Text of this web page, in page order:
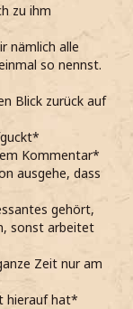
zu ihm
nämlich alle
so nennst.
Blick zurück auf
Kommentar*
ausgehe, dass
gehört,
sonst arbeitet
Zeit nur am
hierauf hat*